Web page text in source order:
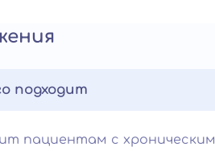
подходит
пациентам с хроническим